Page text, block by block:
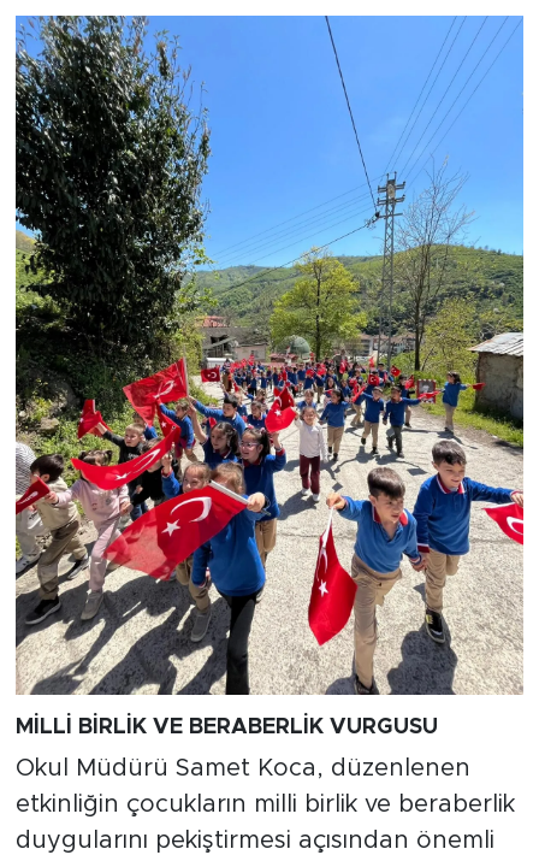
MİLLİ BİRLİK VE BERABERLİK VURGUSU
Okul Müdürü Samet Koca, düzenlenen
etkinliğin çocukların milli birlik ve beraberlik
duygularını pekiştirmesi açısından önemli